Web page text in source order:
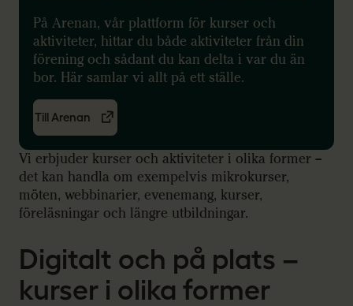
På Arenan, vår plattform för kurser och
aktiviteter, hittar du både aktiviteter från din
förening och sådant du kan delta i var du än
bor. Här samlar vi allt på ett ställe.
Till Arenan
Vi erbjuder kurser och aktiviteter i olika former –
det kan handla om exempelvis mikrokurser,
möten, webbinarier, evenemang, kurser,
föreläsningar och längre utbildningar.
Digitalt och på plats –
kurser i olika former